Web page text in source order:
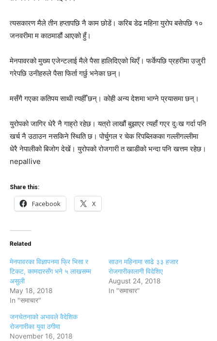
त्यसकारण मैले तीन हप्तापछि नै काम छोडें। करिब डेढ महिना युरोप बसेपछि १०
जनवरीमा म काठमाडौं आएको हुँ।
मेनपावरको मुख्य एजेन्टलाई मैले पैसा हालिदिएको थिएँ। फर्केपछि प्रहरीमा उजुरी
गरेपछि उनीहरुले पैसा फिर्ता गर्छु भनेका छन्।
मसँगै गएका कतिपय साथी त्यहीँ छन्। कोही अन्य देशमा भाग्ने प्रयासमा छन्।
युरोपको जागिर धेरै नै गाह्रो रहेछ। यत्रो लाखौं बुझाएर त्यहाँ गएर दुःख गर्दा पनि
खर्च नै उठाउन नसकिने स्थिति छ। पोर्चुगल र चेक रिपब्लिकका गल्लीगल्लीमा
धेरै नेपालीको बिजोग देखें। युरोपको रोजगारी त खाडीको भन्दा पनि खत्तम रहेछ।
nepallive
Share this:
Facebook X
Related
मेनपावरका विज्ञापनमा फ्रि भिसा र
टिकट, कामदारसँग भने ५ लाखसम्म
असुली
May 18, 2018
In "समाचार"
साउन महिनामा साढे ३३ हजार
राेजगारीकालागी विदेशिए
August 24, 2018
In "समाचार"
जनचेतनाको अभावले वैदेशिक
रोजगारीका युवा ठगीमा
November 16, 2018